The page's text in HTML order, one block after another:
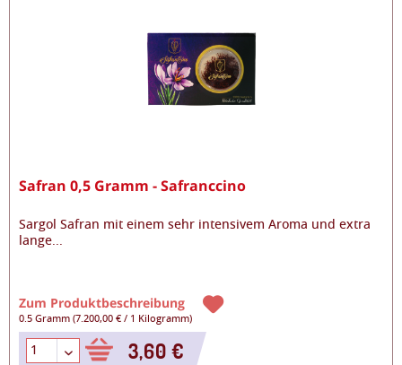
Safran 0,5 Gramm - Safranccino
Sargol Safran mit einem sehr intensivem Aroma und extra
lange...
Zum Produktbeschreibung
0.5 Gramm(7.200,00 € / 1 Kilogramm)
3,60 €